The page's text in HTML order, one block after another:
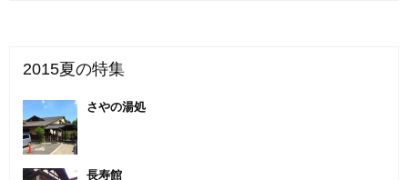
2015夏の特集
さやの湯処
長寿館